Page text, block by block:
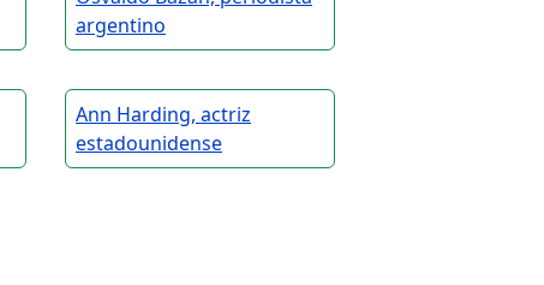
argentino
Ann Harding, actriz
estadounidense